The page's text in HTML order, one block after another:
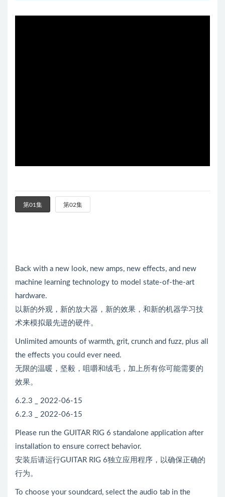
第01集 第02集
Back with a new look, new amps, new effects, and new
machine learning technology to model state-of-the-art
hardware.
以新的外观，新的放大器，新的效果，和新的机器学习技
术来模拟最先进的硬件。
Unlimited amounts of warmth, grit, crunch and fuzz, plus all
the effects you could ever need.
无限的温暖，坚毅，咀嚼和绒毛，加上所有你可能需要的
效果。
6.2.3 _ 2022-06-15
6.2.3 _ 2022-06-15
Please run the GUITAR RIG 6 standalone application after
installation to ensure correct behavior.
安装后请运行GUITAR RIG 6独立应用程序，以确保正确的
行为。
To choose your soundcard, select the audio tab in the